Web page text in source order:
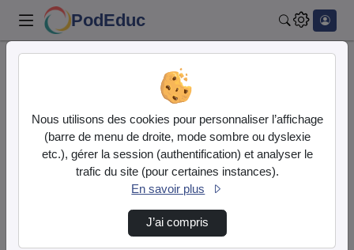
PodEduc
DGESCO-Formation
Plan Maths
06 Séminaire Nouveaux Programmes - Conclusio…
DGESCO-
Formation
Plan Maths
Nous utilisons des cookies pour personnaliser l’affichage
(barre de menu de droite, mode sombre ou dyslexie
etc.), gérer la session (authentification) et analyser le
trafic du site (pour certaines instances).
En savoir plus
J’ai compris